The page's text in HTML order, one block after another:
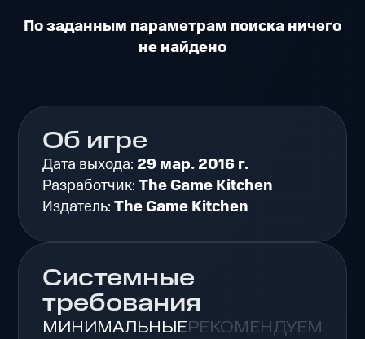
По заданным параметрам поиска ничего
не найдено
Об игре
Дата выхода: 29 мар. 2016 г.
Разработчик:The Game Kitchen
Издатель:The Game Kitchen
Системные
требования
МИНИМАЛЬНЫЕРЕКОМЕНДУЕМЫЕ